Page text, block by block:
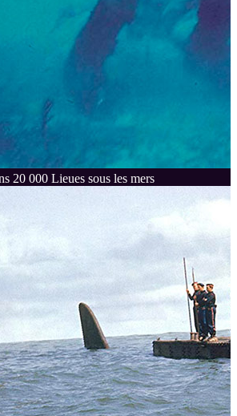
20 000 Lieues sous les mers